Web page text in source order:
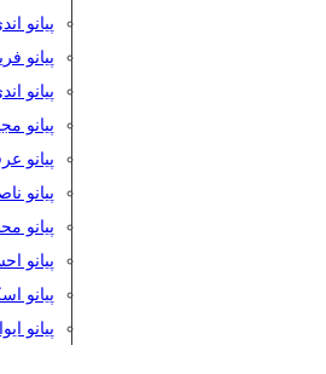
پیانو
پیانو
پیانو
پیانو
پیانو
پیانو
پیانو
پیانو
پیانو
پیانو